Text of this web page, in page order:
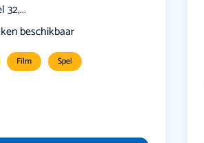
32,...
beschikbaar
Film Spel